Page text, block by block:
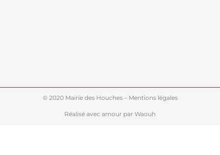
© 2020 Mairie des Houches – Mentions légales
Réalisé avec amour par Waouh